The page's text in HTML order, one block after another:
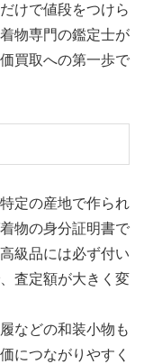
けで値段をつけら
物専門の鑑定士が
買取への第一歩で
定の産地で作られ
物の身分証明書で
級品には必ず付い
査定額が大きく変
などの和装小物も
につながりやすく